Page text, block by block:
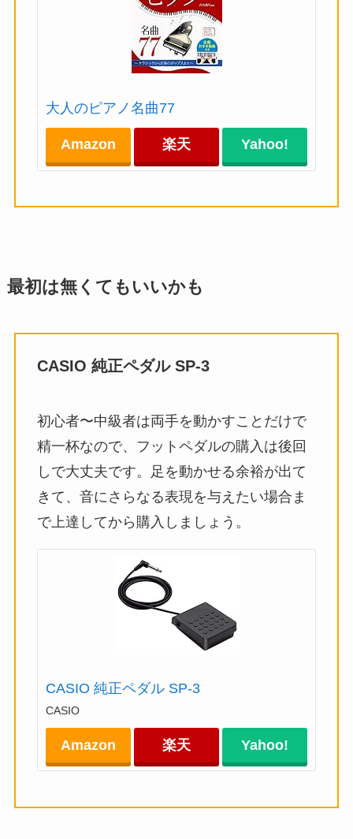
大人のピアノ名曲77
Amazon 楽天 Yahoo!
最初は無くてもいいかも
CASIO 純正ペダル SP-3
初心者〜中級者は両手を動かすことだけで
精一杯なので、フットペダルの購入は後回
しで大丈夫です。足を動かせる余裕が出て
きて、音にさらなる表現を与えたい場合ま
で上達してから購入しましょう。
CASIO 純正ペダル SP-3
CASIO
Amazon 楽天 Yahoo!